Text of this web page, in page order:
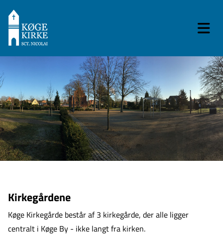
Kirkegårdene
Køge Kirkegårde består af 3 kirkegårde, der alle ligger
centralt i Køge By - ikke langt fra kirken.